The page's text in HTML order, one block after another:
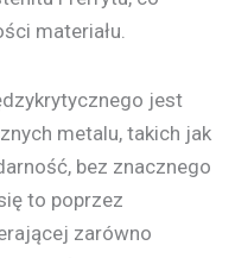
materiału.
jest
metalu, takich jak
bez znacznego
to poprzez
zarówno